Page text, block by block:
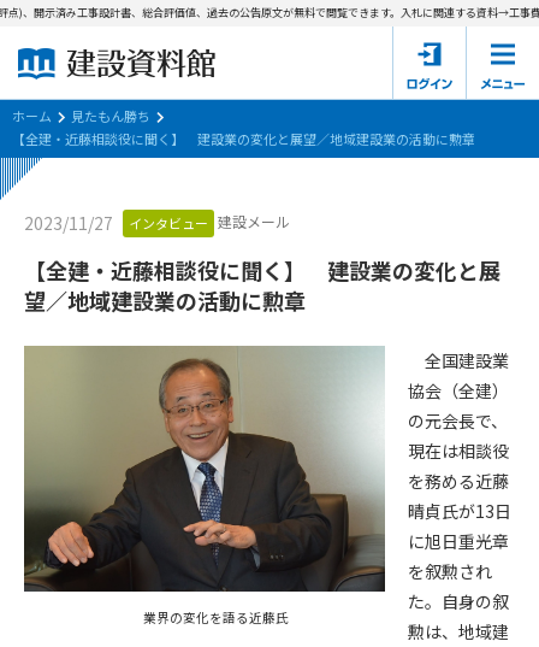
建設資料館とは
東京都の入札資料
国土交通省の入札資料
見たもん勝ち
会員登録について
サポーター会員一覧
会社概要 お問い合わせ
個人情報保護方針
会員規約
開示済み工事設計書、総合評価値、過去の公告原文が無料で閲覧できます。入札に関連する資料→工事費内
ホーム
見たもん勝ち
【全建・近藤相談役に聞く】 建設業の変化と展望／地域建設業の活動に勲章
2023/11/27 インタビュー 建設メール
【全建・近藤相談役に聞く】 建設業の変化と展
望／地域建設業の活動に勲章
業界の変化を語る近藤氏
全国建設業
協会（全建）
の元会長で、
現在は相談役
を務める近藤
晴貞氏が13日
に旭日重光章
を叙勲され
た。自身の叙
勲は、地域建
第1条（規約の目的）
1. 本規約は、建設資料館が提供するサポーター会あ本員、無料
会員サービスの利用条件等について定めるものです。
2. 管理者が建設資料館WEB上で随時掲載するルールは本規約の
一部を構成するものとします。
第2条（規約の変更）
本規約は、会員の了承を得ることなく、随時変更されることが
あります。変更内容は、建設資料館WEB上に表示した時点で直
ちに全ての会員が了承したものとみなします。
第4条（会員審査および資格の取り消し）
会員とは、本規約を承諾の上、所定の会員申込手続きを完了